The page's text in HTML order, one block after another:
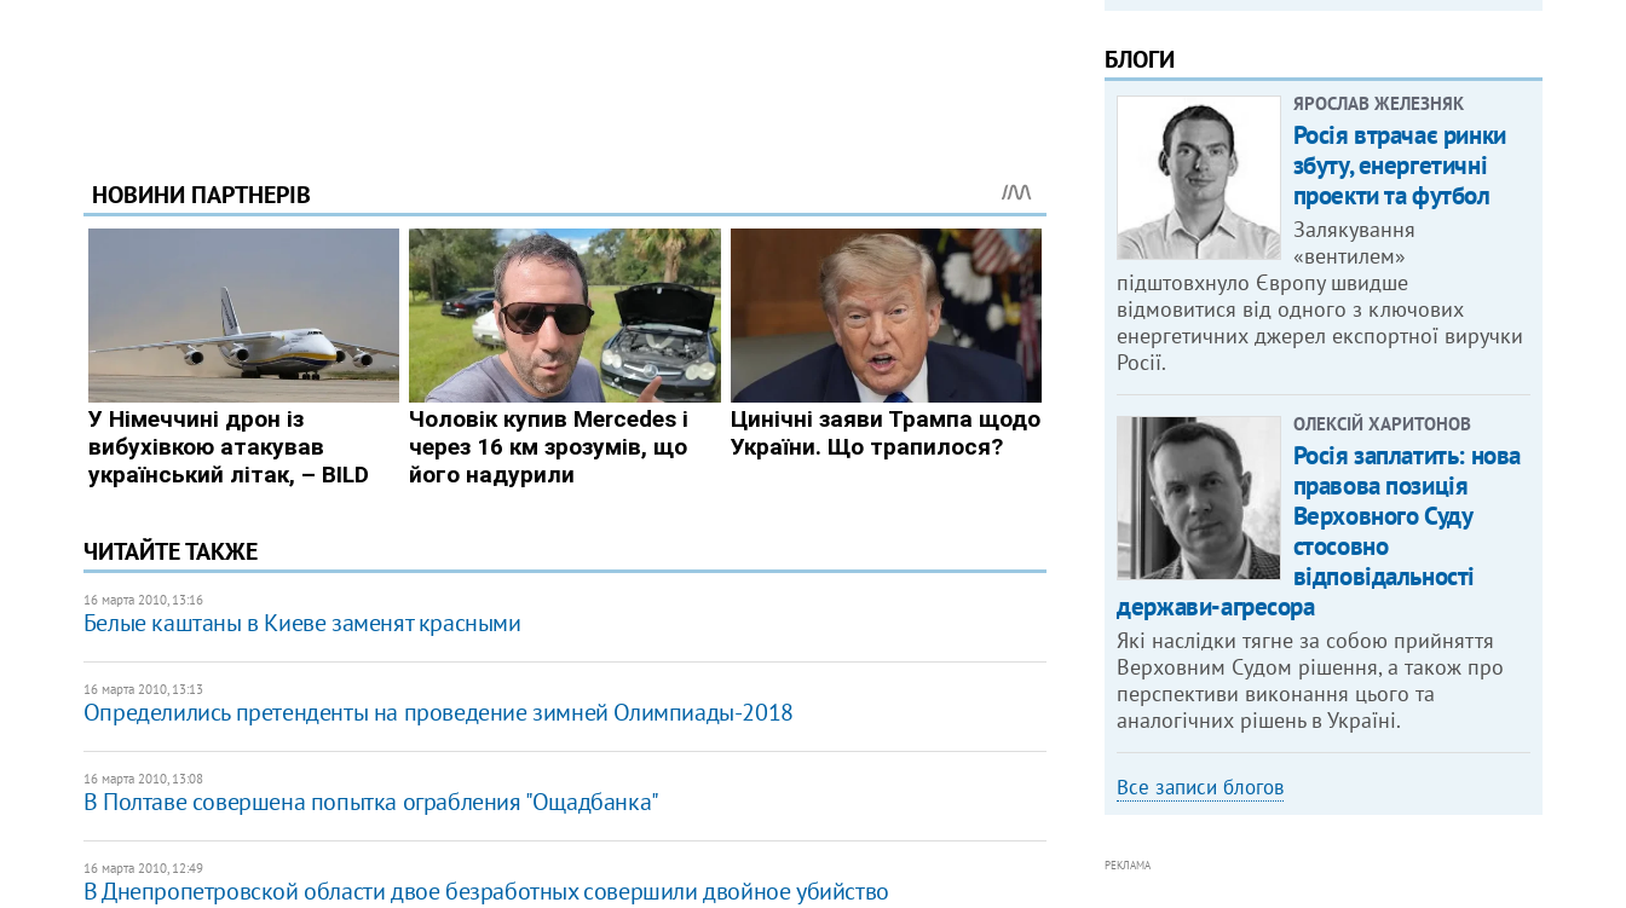
ЧИТАЙТЕ ТАКЖЕ
16 марта 2010, 13:16
Белые каштаны в Киеве заменят красными
16 марта 2010, 13:13
Определились претенденты на проведение зимней Олимпиады-2018
16 марта 2010, 13:08
В Полтаве совершена попытка ограбления "Ощадбанка"
16 марта 2010, 12:49
В Днепропетровской области двое безработных совершили двойное убийство
БЛОГИ
ЯРОСЛАВ ЖЕЛЕЗНЯК
Росія втрачає ринки
збуту, енергетичні
проекти та футбол
Залякування
«вентилем»
підштовхнуло Європу швидше
відмовитися від одного з ключових
енергетичних джерел експортної виручки
Росії.
ОЛЕКСІЙ ХАРИТОНОВ
Росія заплатить: нова
правова позиція
Верховного Суду
стосовно
відповідальності
держави-агресора
Які наслідки тягне за собою прийняття
Верховним Судом рішення, а також про
перспективи виконання цього та
аналогічних рішень в Україні.
Все записи блогов
РЕКЛАМА